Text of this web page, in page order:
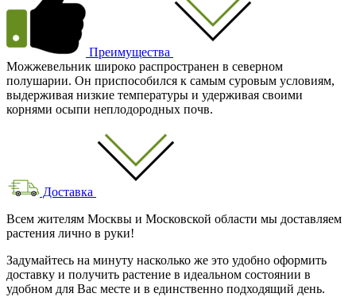
Преимущества
Можжевельник широко распространен в северном
полушарии. Он приспособился к самым суровым условиям,
выдерживая низкие температуры и удерживая своими
корнями осыпи неплодородных почв.
Доставка
Всем жителям Москвы и Московской области мы доставляем
растения лично в руки!
Задумайтесь на минуту насколько же это удобно оформить
доставку и получить растение в идеальном состоянии в
удобном для Вас месте и в единственно подходящий день.